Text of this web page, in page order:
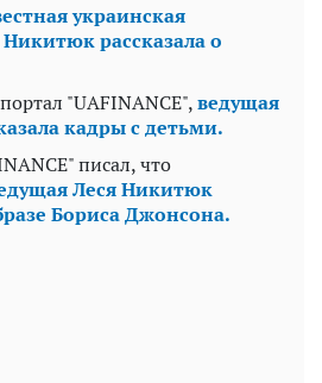
украинская
рассказала о
"UAFINANCE",ведущая
кадры с детьми.
писал, что
Леся Никитюк
Бориса Джонсона.